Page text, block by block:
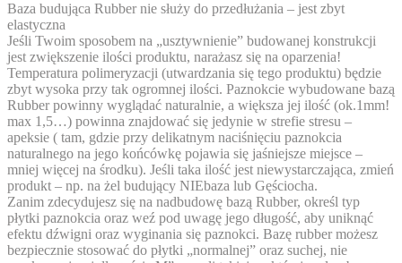
Baza budująca Rubber nie służy do przedłużania – jest zbyt
elastyczna
Jeśli Twoim sposobem na „usztywnienie” budowanej konstrukcji
jest zwiększenie ilości produktu, narażasz się na oparzenia!
Temperatura polimeryzacji (utwardzania się tego produktu) będzie
zbyt wysoka przy tak ogromnej ilości. Paznokcie wybudowane bazą
Rubber powinny wyglądać naturalnie, a większa jej ilość (ok.1mm!
max 1,5…) powinna znajdować się jedynie w strefie stresu –
apeksie ( tam, gdzie przy delikatnym naciśnięciu paznokcia
naturalnego na jego końcówkę pojawia się jaśniejsze miejsce –
mniej więcej na środku). Jeśli taka ilość jest niewystarczająca, zmień
produkt – np. na żel budujący NIEbaza lub Gęściocha.
Zanim zdecydujesz się na nadbudowę bazą Rubber, określ typ
płytki paznokcia oraz weź pod uwagę jego długość, aby uniknąć
efektu dźwigni oraz wyginania się paznokci. Bazę rubber możesz
bezpiecznie stosować do płytki „normalnej” oraz suchej, nie